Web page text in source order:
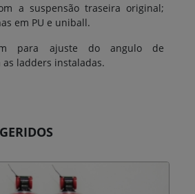
a suspensão traseira original;
em PU e uniball.
para ajuste do angulo de
ladders instaladas.